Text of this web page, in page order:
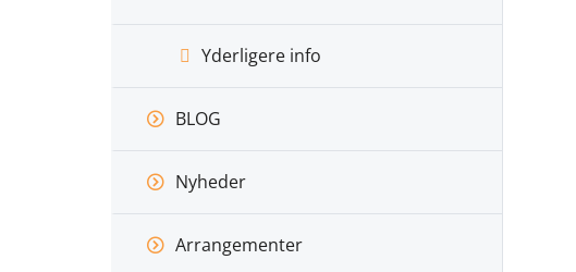
Yderligere info
BLOG
Nyheder
Arrangementer